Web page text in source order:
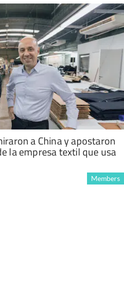
a China y apostaron
la empresa textil que usa
Members